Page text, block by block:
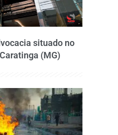
situado no
(MG)